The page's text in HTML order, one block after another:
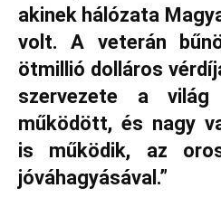
akinek hálózata
volt. A veterán
ötmillió dolláros
szervezete a világ
működött, és nagy
is működik, az
jóváhagyásával.”